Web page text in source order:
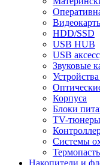
HDD/SSD
USB HUB
USB
Звуковые
Корпуса
Блоки
TV-тюнеры
Системы
Накопители и